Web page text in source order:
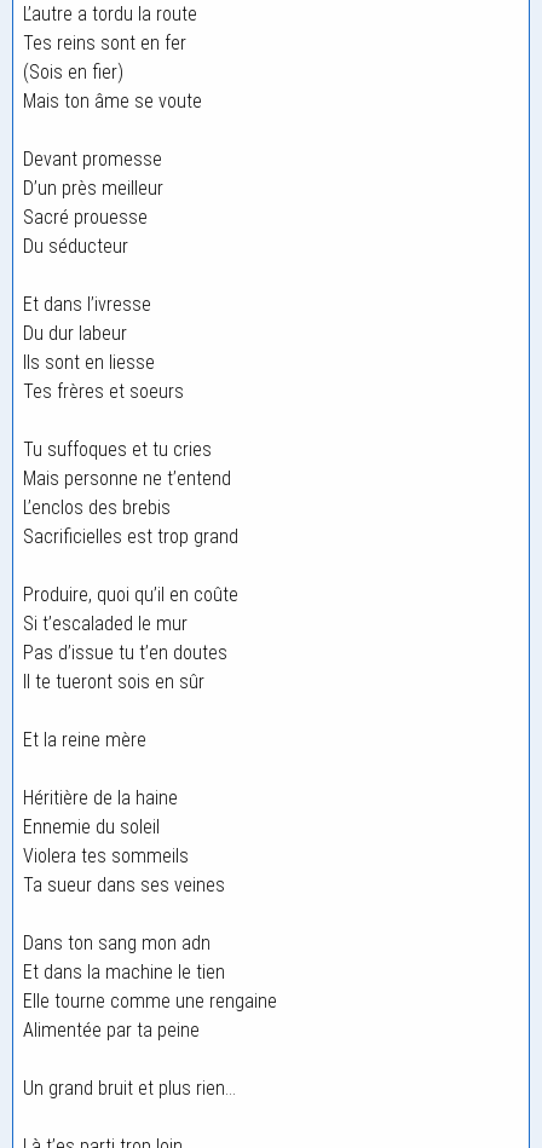
L’autre a tordu la route
Tes reins sont en fer
(Sois en fier)
Mais ton âme se voute
Devant promesse
D’un près meilleur
Sacré prouesse
Du séducteur
Et dans l’ivresse
Du dur labeur
Ils sont en liesse
Tes frères et soeurs
Tu suffoques et tu cries
Mais personne ne t’entend
L’enclos des brebis
Sacrificielles est trop grand
Produire, quoi qu’il en coûte
Si t’escaladed le mur
Pas d’issue tu t’en doutes
Il te tueront sois en sûr
Et la reine mère
Héritière de la haine
Ennemie du soleil
Violera tes sommeils
Ta sueur dans ses veines
Dans ton sang mon adn
Et dans la machine le tien
Elle tourne comme une rengaine
Alimentée par ta peine
Un grand bruit et plus rien…